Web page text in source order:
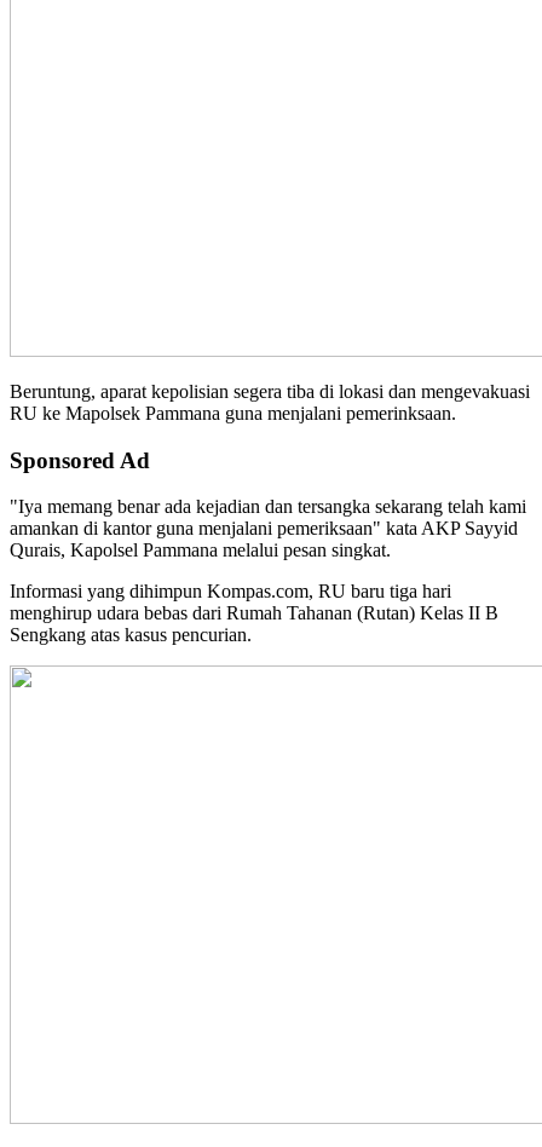
Beruntung, aparat kepolisian segera tiba di lokasi dan mengevakuasi
RU ke Mapolsek Pammana guna menjalani pemerinksaan.
Sponsored Ad
"Iya memang benar ada kejadian dan tersangka sekarang telah kami
amankan di kantor guna menjalani pemeriksaan" kata AKP Sayyid
Qurais, Kapolsel Pammana melalui pesan singkat.
Informasi yang dihimpun Kompas.com, RU baru tiga hari
menghirup udara bebas dari Rumah Tahanan (Rutan) Kelas II B
Sengkang atas kasus pencurian.